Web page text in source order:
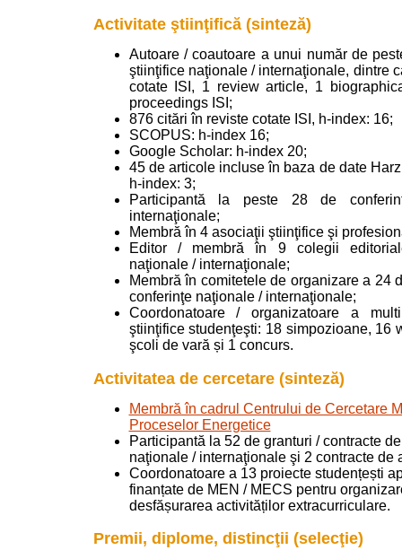
Activitate ştiinţifică (sinteză)
Autoare / coautoare a unui număr de
ştiinţifice naţionale / internaţionale, dintre
cotate ISI, 1 review article, 1
proceedings ISI;
876 citări în reviste cotate ISI, h-index: 16;
SCOPUS: h-index 16;
Google Scholar: h-index 20;
45 de articole incluse în baza de date
h-index: 3;
Participantă la peste 28 de
internaţionale;
Membră în 4 asociaţii ştiinţifice şi
Editor / membră în 9 colegii
naţionale / internaţionale;
Membră în comitetele de organizare a 24
conferinţe naţionale / internaţionale;
Coordonatoare / organizatoare a
ştiinţifice studenţeşti: 18 simpozioane, 16
şcoli de vară și 1 concurs.
Activitatea de cercetare (sinteză)
Membră în cadrul Centrului de Cercetare
Proceselor Energetice
Participantă la 52 de granturi / contracte
naţionale / internaţionale şi 2 contracte de
Coordonatoare a 13 proiecte studențești
finanțate de MEN / MECS pentru
desfășurarea activităților extracurriculare.
Premii, diplome, distincţii (selecţie)